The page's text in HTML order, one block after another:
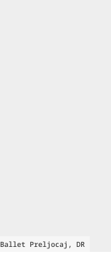
Ballet Preljocaj, DR